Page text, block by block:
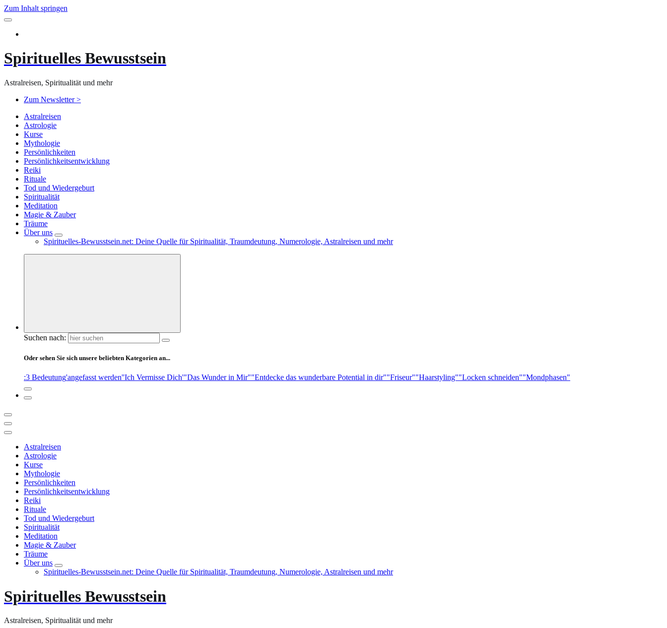
Zum Inhalt springen
Spirituelles Bewusstsein
Astralreisen, Spiritualität und mehr
Zum Newsletter >
Astralreisen
Astrologie
Kurse
Mythologie
Persönlichkeiten
Persönlichkeitsentwicklung
Reiki
Rituale
Tod und Wiedergeburt
Spiritualität
Meditation
Magie & Zauber
Träume
Über uns
Spirituelles-Bewusstsein.net: Deine Quelle für Spiritualität, Traumdeutung, Numerologie, Astralreisen und mehr
Suchen nach:
Oder sehen Sie sich unsere beliebten Kategorien an...
:3 Bedeutung'angefasst werden''Ich Vermisse Dich'"Das Wunder in Mir""Entdecke das wunderbare Potential in dir""Friseur""Haarstyling""Locken schneiden""Mondphasen"
Astralreisen
Astrologie
Kurse
Mythologie
Persönlichkeiten
Persönlichkeitsentwicklung
Reiki
Rituale
Tod und Wiedergeburt
Spiritualität
Meditation
Magie & Zauber
Träume
Über uns
Spirituelles-Bewusstsein.net: Deine Quelle für Spiritualität, Traumdeutung, Numerologie, Astralreisen und mehr
Spirituelles Bewusstsein
Astralreisen, Spiritualität und mehr